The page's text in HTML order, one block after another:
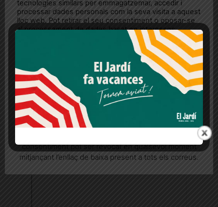
tecnologies similars per emmagatzemar, accedir i
processar dades personals com la seva visita a aquest
lloc web. Pot retirar el seu consentiment o oposar-se
al processament de dades basat en interessos
legítims en qualsevol moment fent clic a "Ajustos de
cookies" o a la nostra Política de privacitat en aquest
lloc web. Si cliques "acceptar" dones el teu
Més informació Acceptar Rebutjar tot
Quan l’usuari crea un compte al Diari el Jardí, dona el
seu consentiment explícit per rebre comunicacions
consentiment pot ser revocat en qualsevol moment
mitjançant l’enllaç de baixa present a tots els correus.